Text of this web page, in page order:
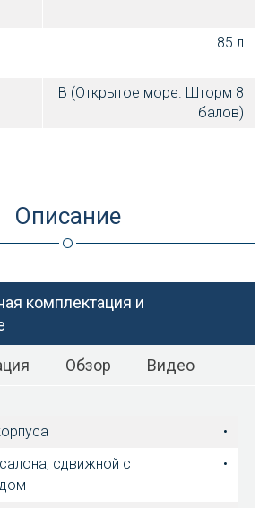
85 л
B (Открытое море. Шторм 8
балов)
Описание
комплектация и
Обзор Видео
•
сдвижной с
•